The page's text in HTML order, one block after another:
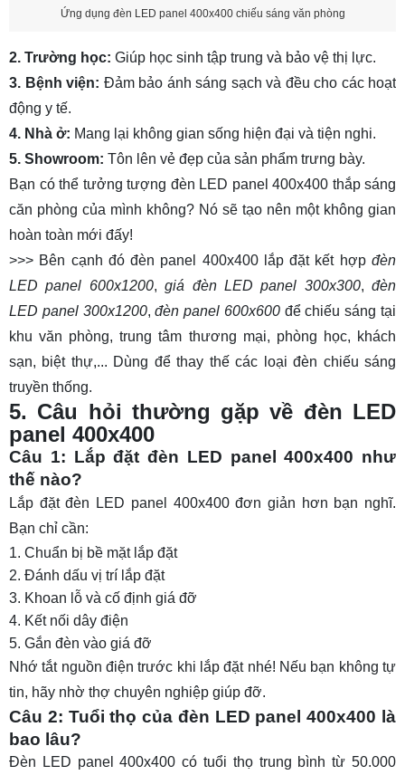
Ứng dụng đèn LED panel 400x400 chiếu sáng văn phòng
2. Trường học: Giúp học sinh tập trung và bảo vệ thị lực.
3. Bệnh viện: Đảm bảo ánh sáng sạch và đều cho các hoạt
động y tế.
4. Nhà ở: Mang lại không gian sống hiện đại và tiện nghi.
5. Showroom: Tôn lên vẻ đẹp của sản phẩm trưng bày.
Bạn có thể tưởng tượng đèn LED panel 400x400 thắp sáng
căn phòng của mình không? Nó sẽ tạo nên một không gian
hoàn toàn mới đấy!
>>> Bên cạnh đó đèn panel 400x400 lắp đặt kết hợp đèn
LED panel 600x1200,giá đèn LED panel 300x300, đèn
LED panel 300x1200,đèn panel 600x600để chiếu sáng tại
khu văn phòng, trung tâm thương mại, phòng học, khách
sạn, biệt thự,... Dùng để thay thế các loại đèn chiếu sáng
truyền thống.
5. Câu hỏi thường gặp về đèn LED
panel 400x400
Câu 1: Lắp đặt đèn LED panel 400x400 như
thế nào?
Lắp đặt đèn LED panel 400x400 đơn giản hơn bạn nghĩ.
Bạn chỉ cần:
Chuẩn bị bề mặt lắp đặt
Đánh dấu vị trí lắp đặt
Khoan lỗ và cố định giá đỡ
Kết nối dây điện
Gắn đèn vào giá đỡ
Nhớ tắt nguồn điện trước khi lắp đặt nhé! Nếu bạn không tự
tin, hãy nhờ thợ chuyên nghiệp giúp đỡ.
Câu 2: Tuổi thọ của đèn LED panel 400x400 là
bao lâu?
Đèn LED panel 400x400 có tuổi thọ trung bình từ 50.000